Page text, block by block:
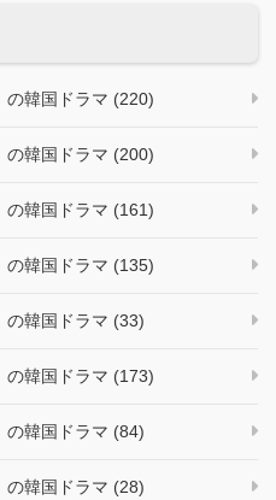
の韓国ドラマ (220)
の韓国ドラマ (200)
の韓国ドラマ (161)
の韓国ドラマ (135)
の韓国ドラマ (33)
の韓国ドラマ (173)
の韓国ドラマ (84)
の韓国ドラマ (28)